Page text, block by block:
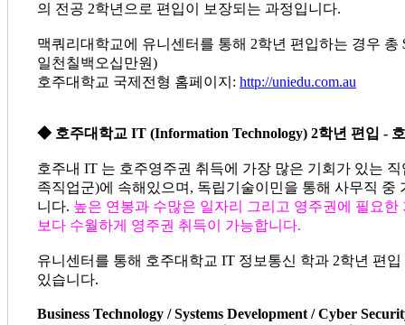
의 전공 2학년으로 편입이 보장되는 과정입니다.
맥쿼리대학교에 유니센터를 통해 2학년 편입하는 경우 총
일천칠백오십만원)
호주대학교 국제전형 홈페이지: http://uniedu.com.au
◆ 호주대학교 IT (Information Technology) 2학년 편입 -
호주내 IT 는 호주영주권 취득에 가장 많은 기회가 있는
족직업군)에 속해있으며, 독립기술이민을 통해 사무직
니다. 높은 연봉과 수많은 일자리 그리고 영주권에 필요
보다 수월하게 영주권 취득이 가능합니다.
유니센터를 통해 호주대학교 IT 정보통신 학과 2학년 편
있습니다.
Business Technology / Systems Development /Cyber